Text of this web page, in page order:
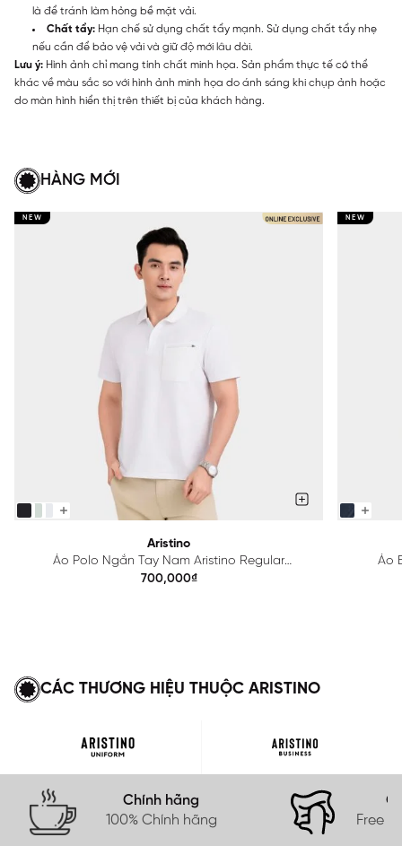
là để tránh làm hỏng bề mặt vải.
Chất tẩy: Hạn chế sử dụng chất tẩy mạnh. Sử dụng chất tẩy nhẹ
nếu cần để bảo vệ vải và giữ độ mới lâu dài.
Lưu ý: Hình ảnh chỉ mang tính chất minh họa. Sản phẩm thực tế có thể
khác về màu sắc so với hình ảnh minh họa do ánh sáng khi chụp ảnh hoặc
do màn hình hiển thị trên thiết bị của khách hàng.
HÀNG MỚI
NEW
Aristino
Áo Polo Ngắn Tay Nam Aristino Regular
APS615EDP01
700,000₫
NEW
Áo
CÁC THƯƠNG HIỆU THUỘC ARISTINO
Chính hãng
100% Chính hãng
Free